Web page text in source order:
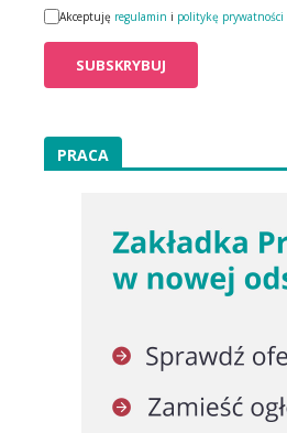
Akceptuję regulamin i politykę prywatności
PRACA